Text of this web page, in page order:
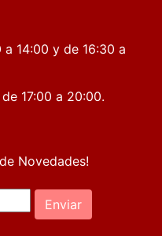
a 14:00 y de 16:30 a
17:00 a 20:00.
Novedades!
Enviar